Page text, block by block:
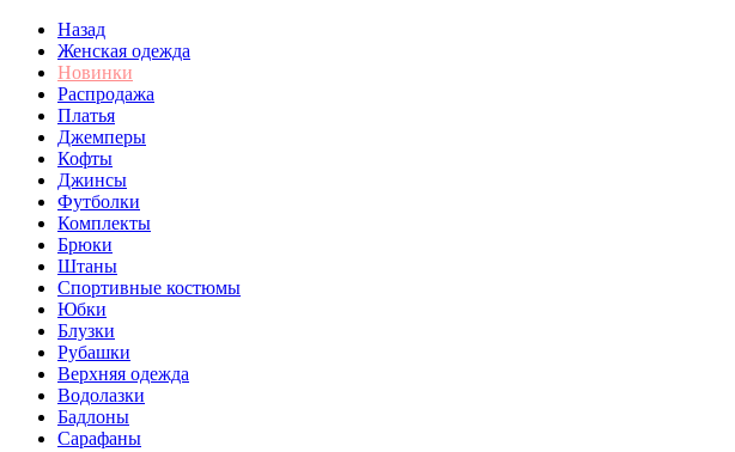
Назад
Женская одежда
Новинки
Распродажа
Платья
Джемперы
Кофты
Джинсы
Футболки
Комплекты
Брюки
Штаны
Спортивные костюмы
Юбки
Блузки
Рубашки
Верхняя одежда
Водолазки
Бадлоны
Сарафаны